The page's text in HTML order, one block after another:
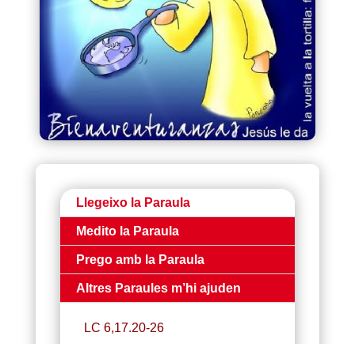
Llegeixo la Paraula
Medito la Paraula
Prego amb la Paraula
Altres Paraules m’hi ajuden
LC 6,17.20-26